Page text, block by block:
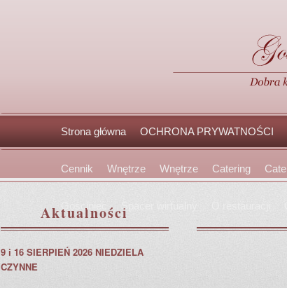
menu
Przeskocz
do
tekstu
Przeskocz
do
widgetów
Strona główna OCHRONA PRYWATNOŚCI
Cennik Wnętrze Wnętrze Catering
Gościniec Spacer wirtualny
Aktualności
9 i 16 SIERPIEŃ 2026 NIEDZIELA
CZYNNE